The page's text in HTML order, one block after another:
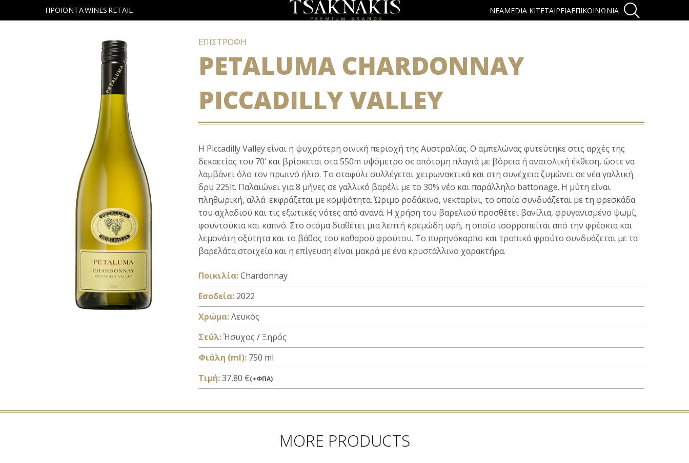
ΠΡΟΪΟΝΤΑWINES RETAIL ΝΕΑMEDIA KITΕΤΑΙΡΕΙΑΕΠΙΚΟΙΝΩΝΙΑ
ΕΠΙΣΤΡΟΦΗ
PETALUMA CHARDONNAY
PICCADILLY VALLEY
Η PiccadillyValleyείναι η ψυχρότερη οινική περιοχή της Αυστραλίας. Ο αμπελώνας φυτεύτηκε στις αρχές της
δεκαετίας του 70’ και βρίσκεται στα 550m υψόμετρο σε απότομη πλαγιά με βόρεια ή ανατολική έκθεση, ώστε να
λαμβάνει όλο τον πρωινό ήλιο. Το σταφύλι συλλέγεται χειρωνακτικά και στη συνέχεια ζυμώνει σε νέα γαλλική
δρυ 225lt. Παλαιώνει για 8 μήνες σε γαλλικό βαρέλι με το 30% νέο και παράλληλο battonage. Η μύτη είναι
πληθωρική, αλλά εκφράζεται με κομψότητα. Ώριμο ροδάκινο, νεκταρίνι, το οποίο συνδυάζεται με τη φρεσκάδα
του αχλαδιού και τις εξωτικές νότες από ανανά. Η χρήση του βαρελιού προσθέτει βανίλια, φρυγανισμένο ψωμί,
φουντούκια και καπνό. Στο στόμα διαθέτει μια λεπτή κρεμώδη υφή, η οποίο ισορροπείται από την φρέσκια και
λεμονάτη οξύτητα και το βάθος του καθαρού φρούτου. Το πυρηνόκαρπο και τροπικό φρούτο συνδυάζεται με τα
βαρελάτα στοιχεία και η επίγευση είναι μακρά με ένα κρυστάλλινο χαρακτήρα.
Ποικιλία:Chardonnay
Εσοδεία: 2022
Xρώμα:Λευκός
Στύλ:Ήσυχος / Ξηρός
Φιάλη (ml): 750 ml
Τιμή:37,80 €(+ΦΠΑ)
MORE PRODUCTS